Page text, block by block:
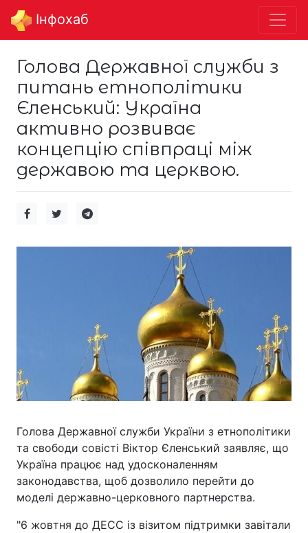
Інфохаб
Голова Державної служби з
питань етнополітики
Єленський: Україна
активно розвиває
концепцію співпраці між
державою та церквою.
Голова Державної служби України з етнополітики
та свободи совісті Віктор Єленський заявляє, що
Україна працює над удосконаленням
законодавства, щоб дозволило перейти до
моделі державно-церковного партнерства.
"6 жовтня до ДЕСС із візитом підтримки завітали